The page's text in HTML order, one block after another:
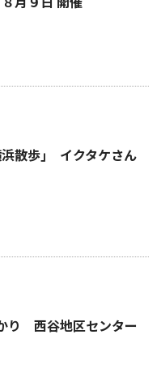
月９日 開催
浜散歩｣ イクタケさん
り 西谷地区センター